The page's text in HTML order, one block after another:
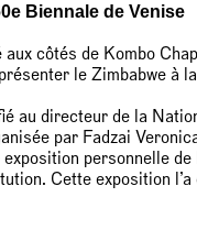
Biennale de Venise
côtés de Kombo
le Zimbabwe à
au directeur de la
par Fadzai
personnelle de
Cette exposition